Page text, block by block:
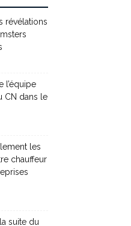
révélations
l’équipe
CN dans le
les
chauffeur
suite du